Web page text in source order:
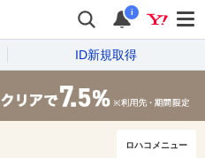
i
ID新規取得
ロハコメニュー